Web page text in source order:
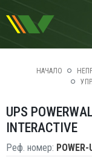
НАЧАЛО
UPS
INTERACTIVE
Реф. номер: